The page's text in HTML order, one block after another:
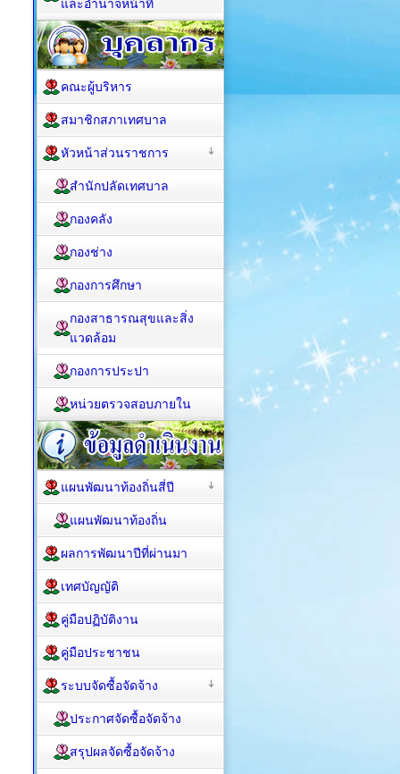
และอำนาจหน้าที่
คณะผู้บริหาร
สมาชิกสภาเทศบาล
หัวหน้าส่วนราชการ
สำนักปลัดเทศบาล
กองคลัง
กองช่าง
กองการศึกษา
กองสาธารณสุขและสิ่ง
แวดล้อม
กองการประปา
หน่วยตรวจสอบภายใน
แผนพัฒนาท้องถิ่นสี่ปี
แผนพัฒนาท้องถิ่น
ผลการพัฒนาปีที่ผ่านมา
เทศบัญญัติ
คู่มือปฏิบัติงาน
คู่มือประชาชน
ระบบจัดซื้อจัดจ้าง
ประกาศจัดซื้อจัดจ้าง
สรุปผลจัดซื้อจัดจ้าง